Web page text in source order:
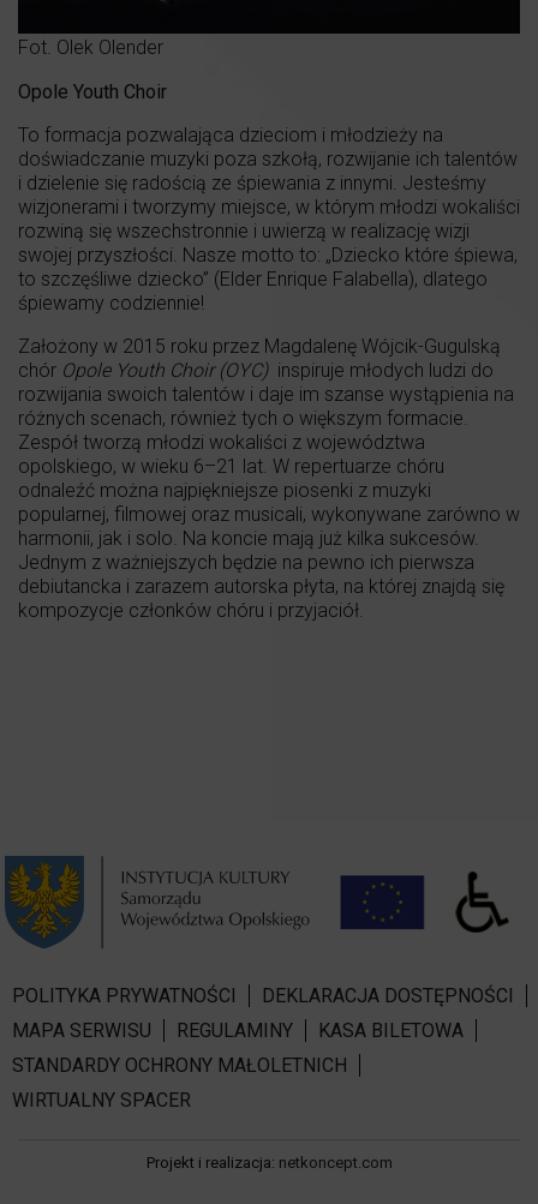
Fot. Olek Olender
Opole Youth Choir
To formacja pozwalająca dzieciom i młodzieży na
doświadczanie muzyki poza szkołą, rozwijanie ich talentów
i dzielenie się radością ze śpiewania z innymi. Jesteśmy
wizjonerami i tworzymy miejsce, w którym młodzi wokaliści
rozwiną się wszechstronnie i uwierzą w realizację wizji
swojej przyszłości. Nasze motto to: „Dziecko które śpiewa,
to szczęśliwe dziecko” (Elder Enrique Falabella), dlatego
śpiewamy codziennie!
Założony w 2015 roku przez Magdalenę Wójcik-Gugulską
chór Opole Youth Choir (OYC)inspiruje młodych ludzi do
rozwijania swoich talentów i daje im szanse wystąpienia na
różnych scenach, również tych o większym formacie.
Zespół tworzą młodzi wokaliści z województwa
opolskiego, w wieku 6–21 lat. W repertuarze chóru
odnaleźć można najpiękniejsze piosenki z muzyki
popularnej, filmowej oraz musicali, wykonywane zarówno w
harmonii, jak i solo. Na koncie mają już kilka sukcesów.
Jednym z ważniejszych będzie na pewno ich pierwsza
debiutancka i zarazem autorska płyta, na której znajdą się
kompozycje członków chóru i przyjaciół.
POLITYKA PRYWATNOŚCI
DEKLARACJA DOSTĘPNOŚCI
MAPA SERWISU
REGULAMINY
KASA BILETOWA
STANDARDY OCHRONY MAŁOLETNICH
WIRTUALNY SPACER
Projekt i realizacja: netkoncept.com